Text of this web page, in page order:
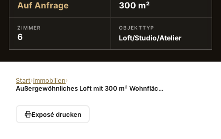
Auf Anfrage 300 m²
ZIMMER
6
OBJEKTTYP
Loft/Studio/Atelier
Start›Immobilien›
Außergewöhnliches Loft mit 300 m² Wohnfläche und individueller Raumgestaltung – 6 bis 8 Zimmer
Exposé drucken